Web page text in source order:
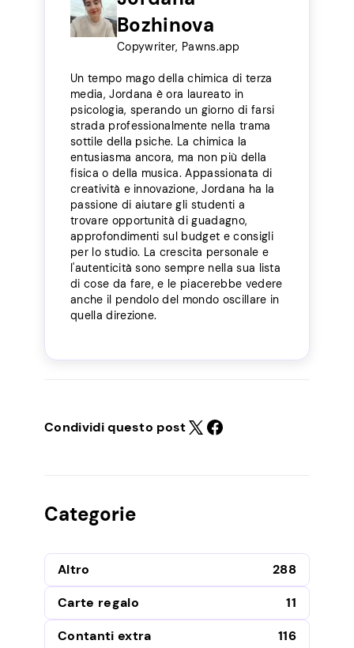
Bozhinova
Copywriter, Pawns.app
Un tempo mago della chimica di terza
media, Jordana è ora laureato in
psicologia, sperando un giorno di farsi
strada professionalmente nella trama
sottile della psiche. La chimica la
entusiasma ancora, ma non più della
fisica o della musica. Appassionata di
creatività e innovazione, Jordana ha la
passione di aiutare gli studenti a
trovare opportunità di guadagno,
approfondimenti sul budget e consigli
per lo studio. La crescita personale e
l'autenticità sono sempre nella sua lista
di cose da fare, e le piacerebbe vedere
anche il pendolo del mondo oscillare in
quella direzione.
Condividi questo post
Categorie
Altro
288
Carte regalo
11
Contanti extra
116